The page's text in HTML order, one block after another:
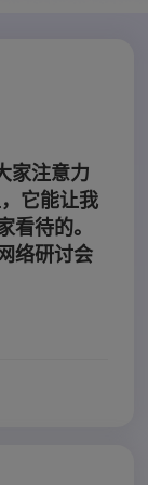
家注意力
它能让我
看待的。
络研讨会